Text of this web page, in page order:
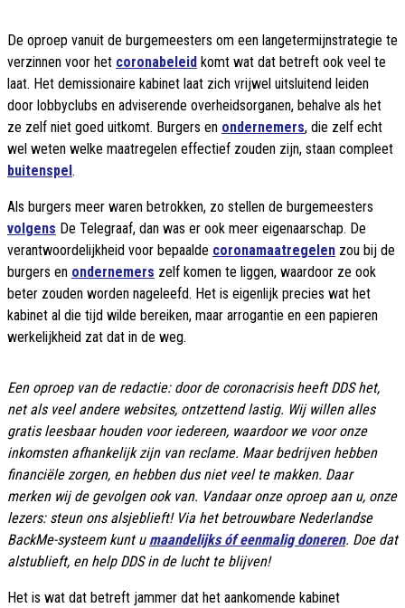
De oproep vanuit de burgemeesters om een langetermijnstrategie te
verzinnen voor het coronabeleid komt wat dat betreft ook veel te
laat. Het demissionaire kabinet laat zich vrijwel uitsluitend leiden
door lobbyclubs en adviserende overheidsorganen, behalve als het
ze zelf niet goed uitkomt. Burgers en ondernemers, die zelf echt
wel weten welke maatregelen effectief zouden zijn, staan compleet
buitenspel .
Als burgers meer waren betrokken, zo stellen de burgemeesters
volgens De Telegraaf, dan was er ook meer eigenaarschap. De
verantwoordelijkheid voor bepaalde coronamaatregelen zou bij de
burgers en ondernemers zelf komen te liggen, waardoor ze ook
beter zouden worden nageleefd. Het is eigenlijk precies wat het
kabinet al die tijd wilde bereiken, maar arrogantie en een papieren
werkelijkheid zat dat in de weg.
Een oproep van de redactie: door de coronacrisis heeft DDS het,
net als veel andere websites, ontzettend lastig. Wij willen alles
gratis leesbaar houden voor iedereen, waardoor we voor onze
inkomsten afhankelijk zijn van reclame. Maar bedrijven hebben
financiële zorgen, en hebben dus niet veel te makken. Daar
merken wij de gevolgen ook van. Vandaar onze oproep aan u, onze
lezers: steun ons alsjeblieft! Via het betrouwbare Nederlandse
BackMe-systeem kunt u maandelijks óf eenmalig doneren. Doe dat
alstublieft, en help DDS in de lucht te blijven!
Het is wat dat betreft jammer dat het aankomende kabinet